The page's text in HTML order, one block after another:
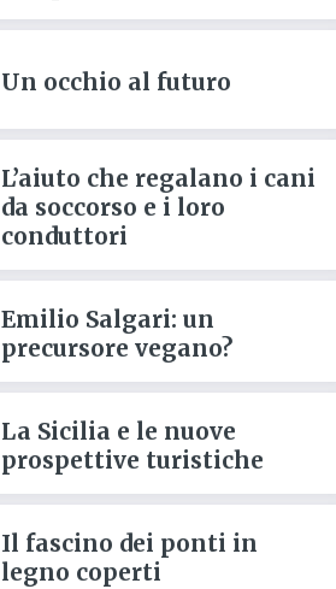
Un occhio al futuro
L’aiuto che regalano i cani
da soccorso e i loro
conduttori
Emilio Salgari: un
precursore vegano?
La Sicilia e le nuove
prospettive turistiche
Il fascino dei ponti in
legno coperti